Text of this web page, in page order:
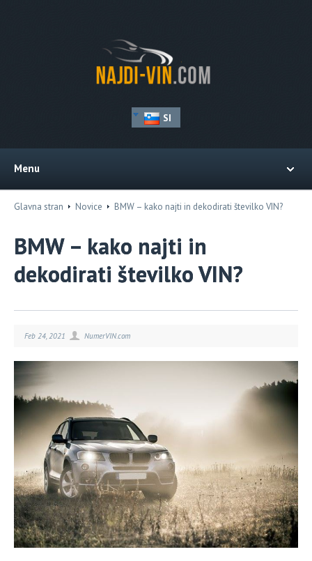
SI
Menu
Glavna stran Novice BMW – kako najti in dekodirati številko VIN?
BMW – kako najti in
dekodirati številko VIN?
Feb 24, 2021 NumerVIN.com